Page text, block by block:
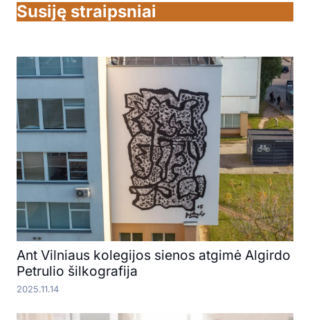
Susiję straipsniai
Ant Vilniaus kolegijos sienos atgimė Algirdo
Petrulio šilkografija
2025.11.14